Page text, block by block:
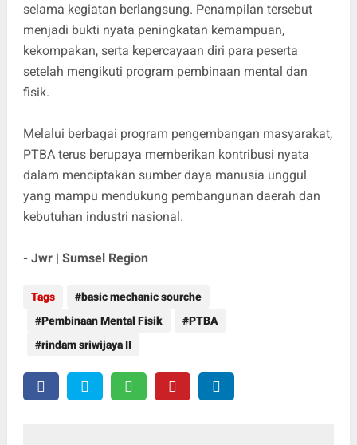
selama kegiatan berlangsung. Penampilan tersebut
menjadi bukti nyata peningkatan kemampuan,
kekompakan, serta kepercayaan diri para peserta
setelah mengikuti program pembinaan mental dan
fisik.
Melalui berbagai program pengembangan masyarakat,
PTBA terus berupaya memberikan kontribusi nyata
dalam menciptakan sumber daya manusia unggul
yang mampu mendukung pembangunan daerah dan
kebutuhan industri nasional.
- Jwr | Sumsel Region
Tags
basic mechanic sourche
Pembinaan Mental Fisik
PTBA
rindam sriwijaya II